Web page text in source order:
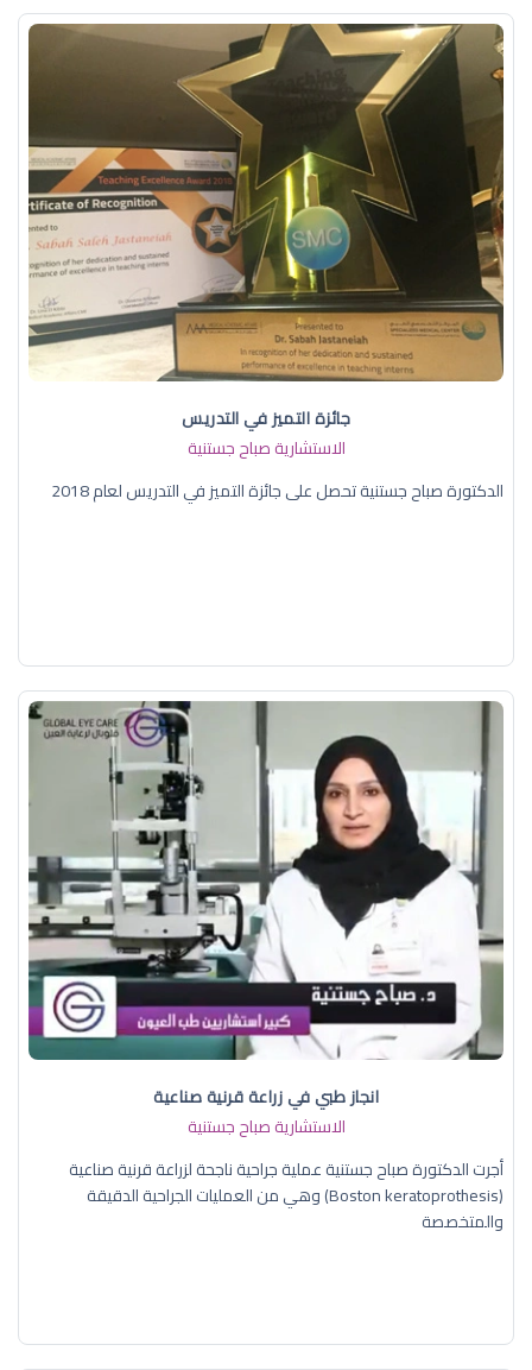
جائزة التميز في التدريس
الاستشارية صباح جستنية
الدكتورة صباح جستنية تحصل على جائزة التميز في التدريس لعام 2018
انجاز طبي في زراعة قرنية صناعية
الاستشارية صباح جستنية
أجرت الدكتورة صباح جستنية عملية جراحية ناجحة لزراعة قرنية صناعية
(Boston keratoprothesis) وهي من العمليات الجراحية الدقيقة
والمتخصصة